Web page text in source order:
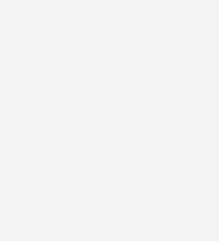
Trockners durch